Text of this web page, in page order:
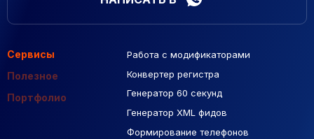
Сервисы
Полезное
Портфолио
Работа с модификаторами
Конвертер регистра
Генератор 60 секунд
Генератор XML фидов
Формирование телефонов
Подборка сайтов
Макеты Figma
База Яндекс Карты
РСЯ площадки
Созданные сайты
Контекстная реклама